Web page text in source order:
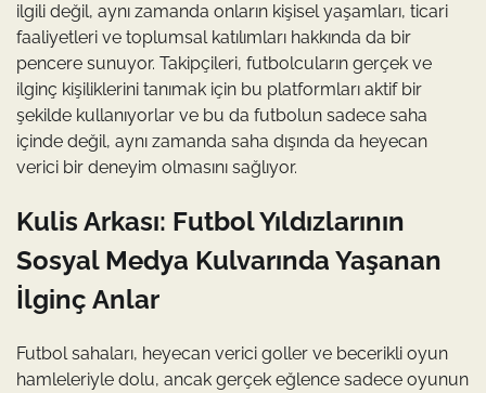
ilgili değil, aynı zamanda onların kişisel yaşamları, ticari
faaliyetleri ve toplumsal katılımları hakkında da bir
pencere sunuyor. Takipçileri, futbolcuların gerçek ve
ilginç kişiliklerini tanımak için bu platformları aktif bir
şekilde kullanıyorlar ve bu da futbolun sadece saha
içinde değil, aynı zamanda saha dışında da heyecan
verici bir deneyim olmasını sağlıyor.
Kulis Arkası: Futbol Yıldızlarının
Sosyal Medya Kulvarında Yaşanan
İlginç Anlar
Futbol sahaları, heyecan verici goller ve becerikli oyun
hamleleriyle dolu, ancak gerçek eğlence sadece oyunun